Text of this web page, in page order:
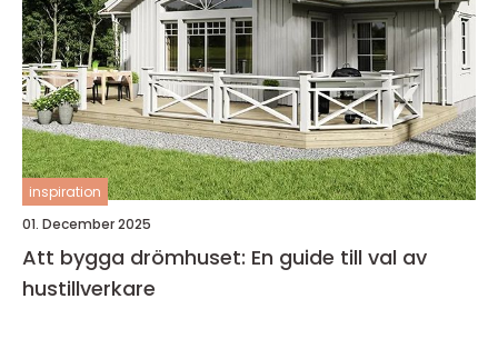
inspiration
01. December 2025
Att bygga drömhuset: En guide till val av
hustillverkare